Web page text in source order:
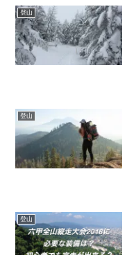
登山
登山
登山